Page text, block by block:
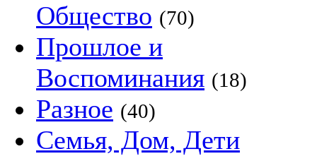
Общество (70)
Прошлое и
Воспоминания (18)
Разное (40)
Семья, Дом, Дети